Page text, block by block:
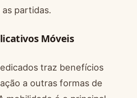
partidas.
Móveis
traz benefícios
a outras formas de